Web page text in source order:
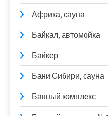
Африка, сауна
Байкал, автомойка
Байкер
Бани Сибири, сауна
Банный комплекс